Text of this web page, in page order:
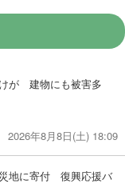
が 建物にも被害多
2026年8月8日(土) 18:09
地に寄付 復興応援バ